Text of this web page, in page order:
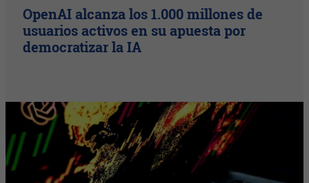
OpenAI alcanza los 1.000 millones de
usuarios activos en su apuesta por
democratizar la IA